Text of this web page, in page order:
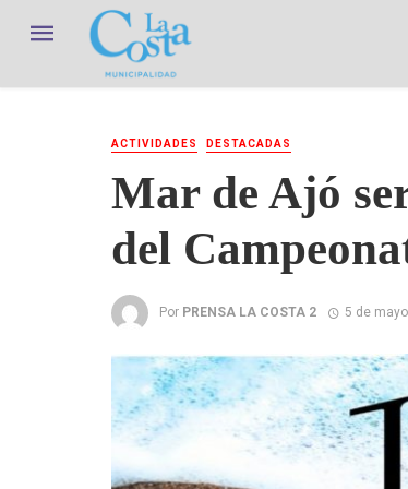
ACTIVIDADES DESTACADAS
Mar de Ajó
del
Por PRENSA LA COSTA 2 5 de